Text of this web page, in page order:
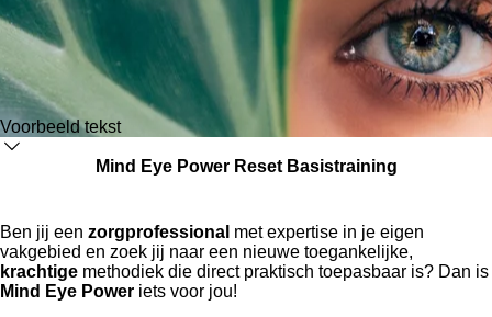
Voorbeeld tekst
Mind Eye Power Reset Basistraining
Ben jij een zorgprofessional met expertise in je eigen
vakgebied en zoek jij naar een nieuwe toegankelijke,
krachtige methodiek die direct praktisch toepasbaar is? Dan is
Mind Eye Power iets voor jou!